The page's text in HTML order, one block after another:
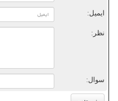
ایمیل:
نظر:
سوال: